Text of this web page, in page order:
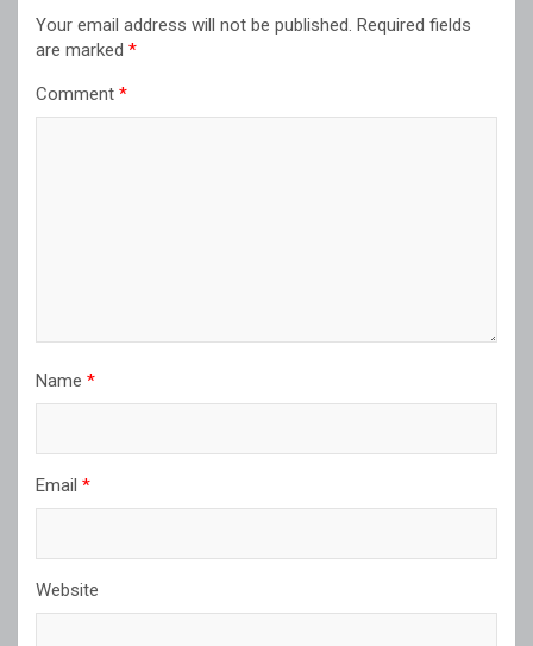
Your email address will not be published. Required fields
are marked *
Comment *
Name *
Email *
Website